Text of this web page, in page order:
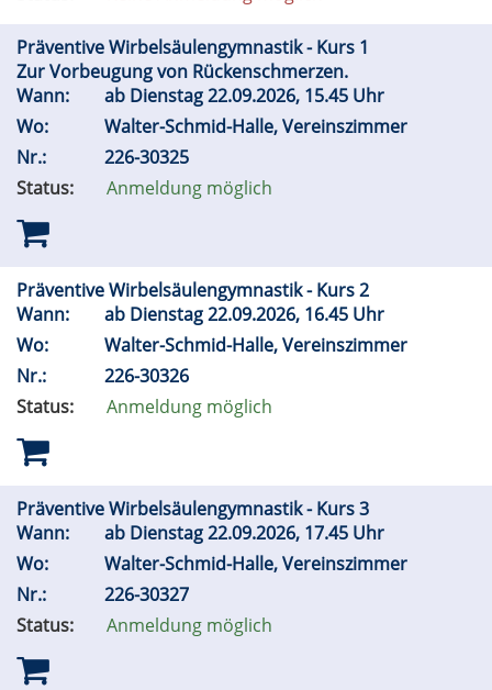
Präventive Wirbelsäulengymnastik - Kurs 1
Zur Vorbeugung von Rückenschmerzen.
Wann:
ab Dienstag 22.09.2026, 15.45 Uhr
Wo:
Walter-Schmid-Halle, Vereinszimmer
Nr.:
226-30325
Status:
Anmeldung möglich
Präventive Wirbelsäulengymnastik - Kurs 2
Wann:
ab Dienstag 22.09.2026, 16.45 Uhr
Wo:
Walter-Schmid-Halle, Vereinszimmer
Nr.:
226-30326
Status:
Anmeldung möglich
Präventive Wirbelsäulengymnastik - Kurs 3
Wann:
ab Dienstag 22.09.2026, 17.45 Uhr
Wo:
Walter-Schmid-Halle, Vereinszimmer
Nr.:
226-30327
Status:
Anmeldung möglich